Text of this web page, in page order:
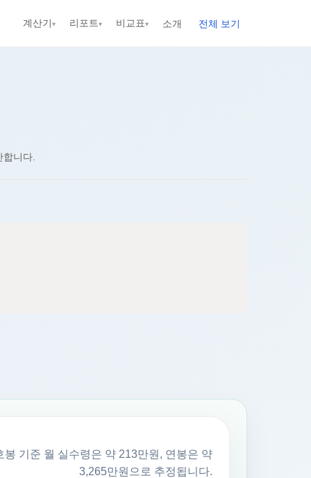
계산기▾ 리포트▾ 비교표▾ 소개 전체 보기
니다.
봉 기준 월 실수령은 약 213만원, 연봉은 약
3,265만원으로 추정됩니다.